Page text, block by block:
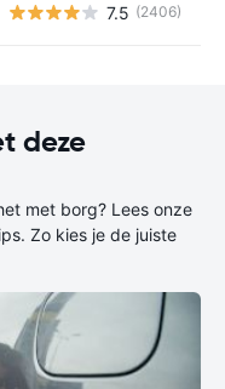
7.5 (2406)
deze
met borg? Lees onze
Zo kies je de juiste